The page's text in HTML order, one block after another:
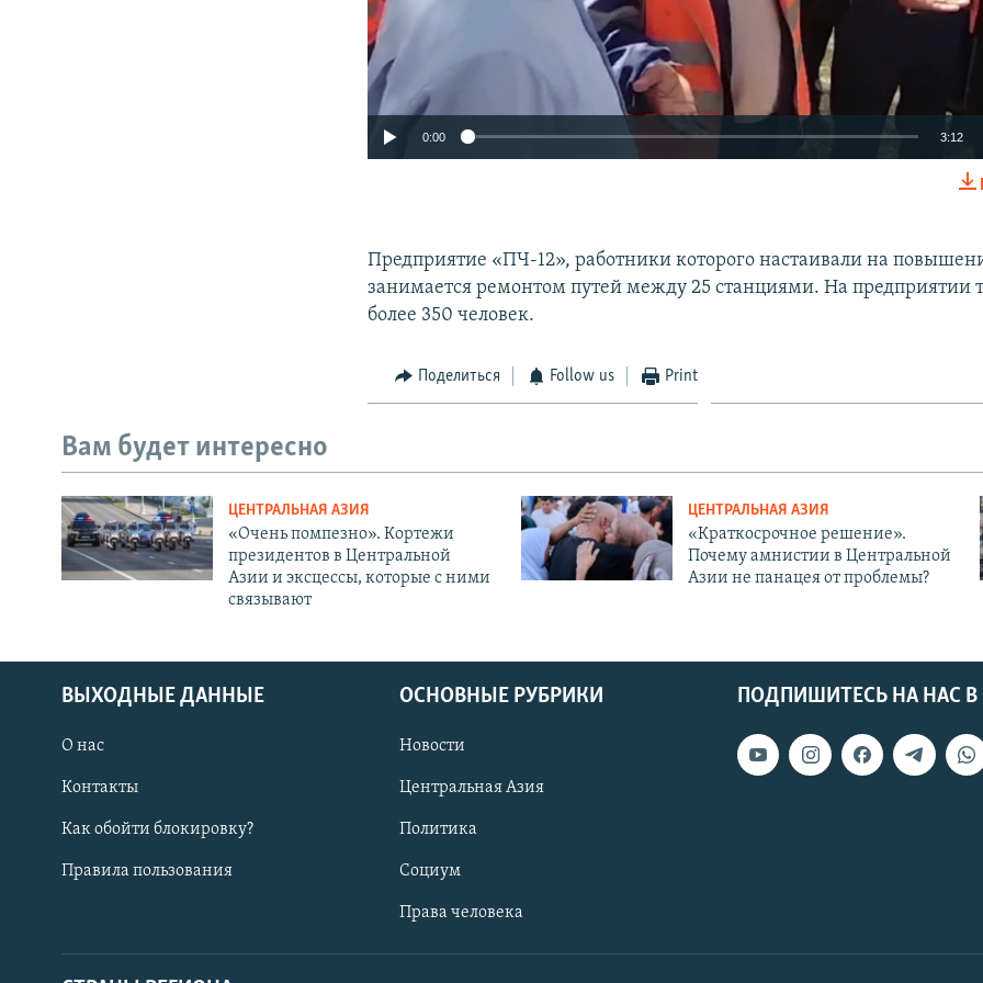
Auto
720p
0:00 3:12
Предприятие «ПЧ-12», работники которого настаивали на
занимается ремонтом путей между 25 станциями. На предприятии
более 350 человек.
Поделиться Follow us Print
Вам будет интересно
ЦЕНТРАЛЬНАЯ АЗИЯ
«Очень помпезно». Кортежи
президентов в Центральной
Азии и эксцессы, которые с ними
связывают
ЦЕНТРАЛЬНАЯ АЗИЯ
«Краткосрочное решение».
Почему амнистии в Центральной
Азии не панацея от проблемы?
ПОДПИШИТЕСЬ НА НАС В
ВЫХОДНЫЕ ДАННЫЕ
О нас
Контакты
Как обойти блокировку?
Правила пользования
ОСНОВНЫЕ РУБРИКИ
Новости
Центральная Азия
Политика
Социум
Права человека